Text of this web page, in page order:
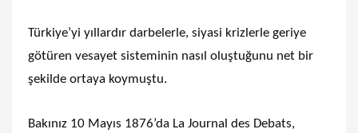
Türkiye’yi yıllardır darbelerle, siyasi krizlerle geriye
götüren vesayet sisteminin nasıl oluştuğunu net bir
şekilde ortaya koymuştu.
Bakınız 10 Mayıs 1876’da La Journal des Debats,